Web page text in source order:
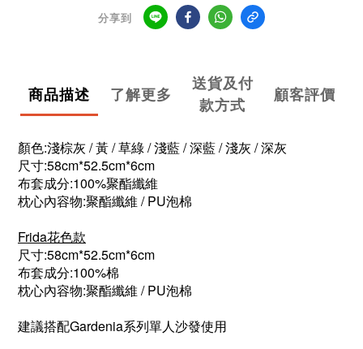
分享到
商品描述 了解更多
送貨及付
款方式
顧客評價
顏色:淺棕灰 / 黃 / 草綠 / 淺藍 / 深藍 / 淺灰 / 深灰
尺寸:58cm*52.5cm*6cm
布套成分:100%聚酯纖維
枕心內容物:聚酯纖維 / PU泡棉
Frida花色款
尺寸:58cm*52.5cm*6cm
布套成分:100%棉
枕心內容物:聚酯纖維 / PU泡棉
建議搭配Gardenia系列單人沙發使用